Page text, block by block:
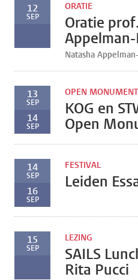
12
SEP
ORATIE
Oratie
Natasha
13
SEP
14
SEP
OPEN
KOG en
Open
14
SEP
16
SEP
FESTIVAL
Leiden
15
SEP
LEZING
SAILS
Rita Pucci